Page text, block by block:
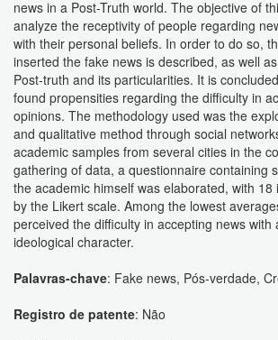
news in a Post-Truth world. The objective of
analyze the receptivity of people regarding
with their personal beliefs. In order to do so,
inserted the fake news is described, as well
Post-truth and its particularities. It is
found propensities regarding the difficulty in
opinions. The methodology used was the
and qualitative method through social
academic samples from several cities in the
gathering of data, a questionnaire containing
the academic himself was elaborated, with 18
by the Likert scale. Among the lowest
perceived the difficulty in accepting news with
ideological character.
Palavras-chave: Fake news, Pós-verdade,
Registro de patente: Não